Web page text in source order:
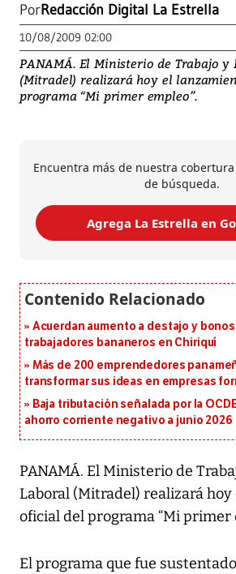
PorRedacción Digital La Estrella
10/08/2009 02:00
PANAMÁ. El Ministerio de Trabajo
(Mitradel) realizará hoy el
programa “Mi primer empleo”.
Encuentra más de nuestra
de búsqueda.
Agrega La Estrella en
Acuerdan aumento a destajo y bonos
trabajadores bananeros en Chiriquí
Más de 200 emprendedores
transformar sus ideas en empresas
Baja tributación señalada por la
ahorro corriente negativo a junio 2026
PANAMÁ. El Ministerio de
Laboral (Mitradel) realizará
oficial del programa “Mi primer
El programa que fue